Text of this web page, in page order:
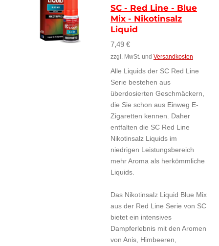
SC - Red Line - Blue
Mix - Nikotinsalz
Liquid
7,49 €
zzgl. MwSt. und Versandkosten
Alle Liquids der SC Red Line
Serie bestehen aus
überdosierten Geschmäckern,
die Sie schon aus Einweg E-
Zigaretten kennen. Daher
entfalten die SC Red Line
Nikotinsalz Liquids im
niedrigen Leistungsbereich
mehr Aroma als herkömmliche
Liquids.
Das Nikotinsalz Liquid Blue Mix
aus der Red Line Serie von SC
bietet ein intensives
Dampferlebnis mit den Aromen
von Anis, Himbeeren,